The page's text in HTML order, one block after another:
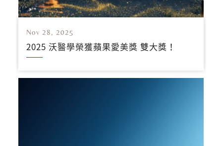
Nov 28, 2025
2025 沃醫學榮獲蘋果愛美獎 雙大獎！